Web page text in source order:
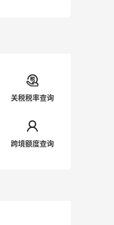
关税税率查询
跨境额度查询